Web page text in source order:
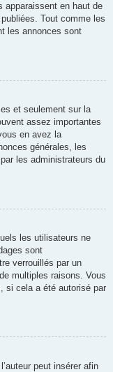
apparaissent en haut de
Tout comme les
les annonces sont
et seulement sur la
assez importantes
en avez la
générales, les
les administrateurs du
les utilisateurs ne
sont
verrouillés par un
multiples raisons. Vous
si cela a été autorisé par
peut insérer afin